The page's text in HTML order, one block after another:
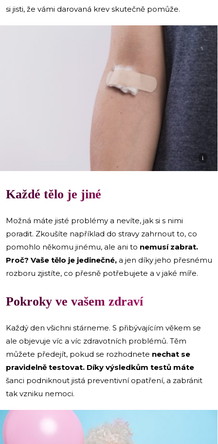
si jisti, že vámi darovaná krev skutečně pomůže.
i
Každé tělo je jiné
Možná máte jisté problémy a nevíte, jak si s nimi
poradit. Zkoušíte například do stravy zahrnout to, co
pomohlo někomu jinému, ale ani to nemusí zabrat.
Proč? Vaše tělo je jedinečné, a jen díky jeho přesnému
rozboru zjistíte, co přesně potřebujete a v jaké míře.
Pokroky ve vašem zdraví
Každý den všichni stárneme. S přibývajícím věkem se
ale objevuje víc a víc zdravotních problémů. Těm
můžete předejít, pokud se rozhodnete nechat se
pravidelně testovat. Díky výsledkům testů máte
šanci podniknout jistá preventivní opatření, a zabránit
tak vzniku nemoci.